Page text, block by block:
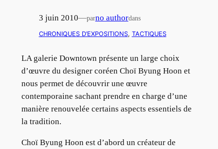
3 juin 2010—parno authordans
CHRONIQUES D’EXPOSITIONS, TACTIQUES
LA galerie Downtown présente un large choix
d’œuvre du designer coréen Choï Byung Hoon et
nous permet de découvrir une œuvre
contemporaine sachant prendre en charge d’une
manière renouvelée certains aspects essentiels de
la tradition.
Choï Byung Hoon est d’abord un créateur de